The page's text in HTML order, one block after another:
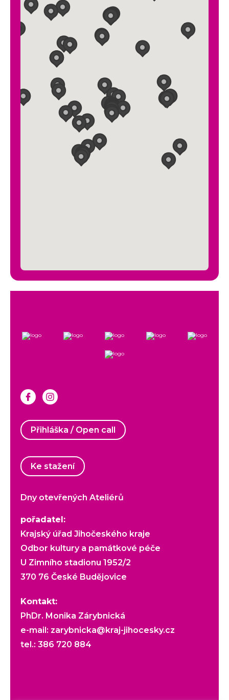
Přihláška / Open call
Ke stažení
Dny otevřených Ateliérů
pořadatel:
Krajský úřad Jihočeského kraje
Odbor kultury a památkové péče
U Zimního stadionu 1952/2
370 76 České Budějovice
Kontakt:
PhDr. Monika Zárybnická
e-mail: zarybnicka@kraj-jihocesky.cz
tel.: 386 720 884